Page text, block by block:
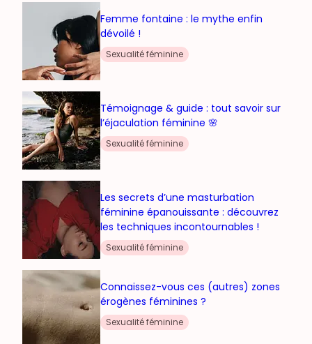
Femme fontaine : le mythe enfin
dévoilé !
Sexualité féminine
Témoignage & guide : tout savoir sur
l’éjaculation féminine 🌸
Sexualité féminine
Les secrets d’une masturbation
féminine épanouissante : découvrez
les techniques incontournables !
Sexualité féminine
Connaissez-vous ces (autres) zones
érogènes féminines ?
Sexualité féminine